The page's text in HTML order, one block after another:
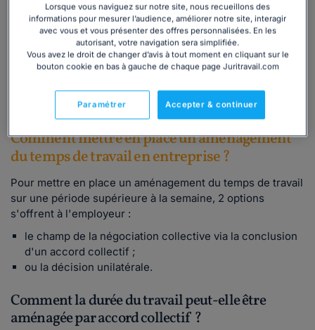
remplacé par le régime actuel d'aménagement du temps
de travail, unique et simplifié. S'il n'est plus possible de
conclure des accords collectifs de modulation depuis le
22 août 2008 (date d'entrée en vigueur de la loi), ceux
conclus avant cette date restent en vigueur sous
certaines conditions. Nous ne traitons pas de cet ancien
dispositif au sein de cet article.
Comment mettre en place un aménagement
du temps de travail en entreprise ?
Pour mettre en place un aménagement du temps de travail
sur une période supérieure à la semaine, 2 options
s'offrent à l'employeur :
le champ de la négociation collective via la conclusion
d'un accord collectif ;
ou la décision unilatérale.
Comment la durée du travail peut-elle être
aménagée par accord collectif ?
Lorsque vous naviguez sur notre site, nous recueillons des
informations pour mesurer l’audience, améliorer notre site, interagir
avec vous et vous présenter des offres personnalisées. En les
autorisant, votre navigation sera simplifiée.
Vous avez le droit de changer d’avis à tout moment en cliquant sur le
bouton cookie en bas à gauche de chaque page Juritravail.com
Accepter & continuer
Paramétrer